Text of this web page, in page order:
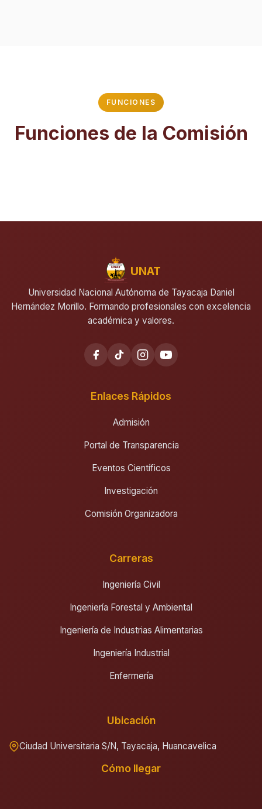
FUNCIONES
Funciones de la Comisión
UNAT
Universidad Nacional Autónoma de Tayacaja Daniel
Hernández Morillo. Formando profesionales con excelencia
académica y valores.
Enlaces Rápidos
Admisión
Portal de Transparencia
Eventos Científicos
Investigación
Comisión Organizadora
Carreras
Ingeniería Civil
Ingeniería Forestal y Ambiental
Ingeniería de Industrias Alimentarias
Ingeniería Industrial
Enfermería
Ubicación
Ciudad Universitaria S/N, Tayacaja, Huancavelica
Cómo llegar